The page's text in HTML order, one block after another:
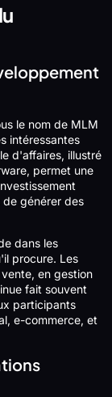
le nom de MLM
intéressantes
d'affaires, illustré
permet une
de générer des
dans les
procure. Les
en gestion
fait souvent
participants
e-commerce, et